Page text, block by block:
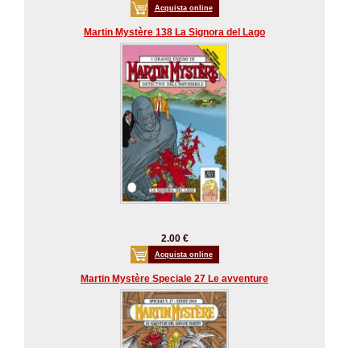
Acquista online
Martin Mystère 138 La Signora del Lago
2.00 €
Acquista online
Martin Mystère Speciale 27 Le avventure